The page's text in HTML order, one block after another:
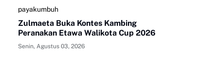
payakumbuh
Zulmaeta Buka Kontes Kambing
Peranakan Etawa Walikota Cup 2026
Senin, Agustus 03, 2026